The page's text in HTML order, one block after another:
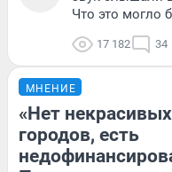
Что это могло
17 182 34
МНЕНИЕ
«Нет некрасивых
городов, есть